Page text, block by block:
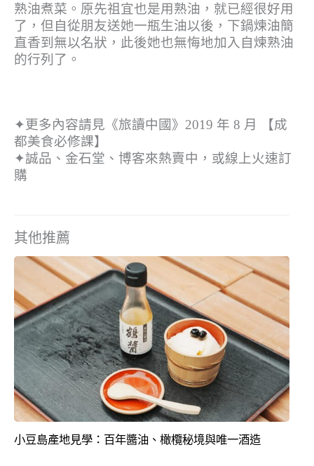
熟油煮菜。原先祖宜也是用熟油，就已經很好用
了，但自從朋友送她一瓶生油以後，下鍋煉油簡
直香到無以名狀，此後她也無悔地加入自煉熟油
的行列了。
✦更多內容請見《旅讀中國》2019 年 8 月 【成
都美食必修課】
✦誠品、金石堂、博客來熱賣中，或線上火速訂
購
其他推薦
小豆島產地見學：百年醬油、橄欖秘境與唯一酒造